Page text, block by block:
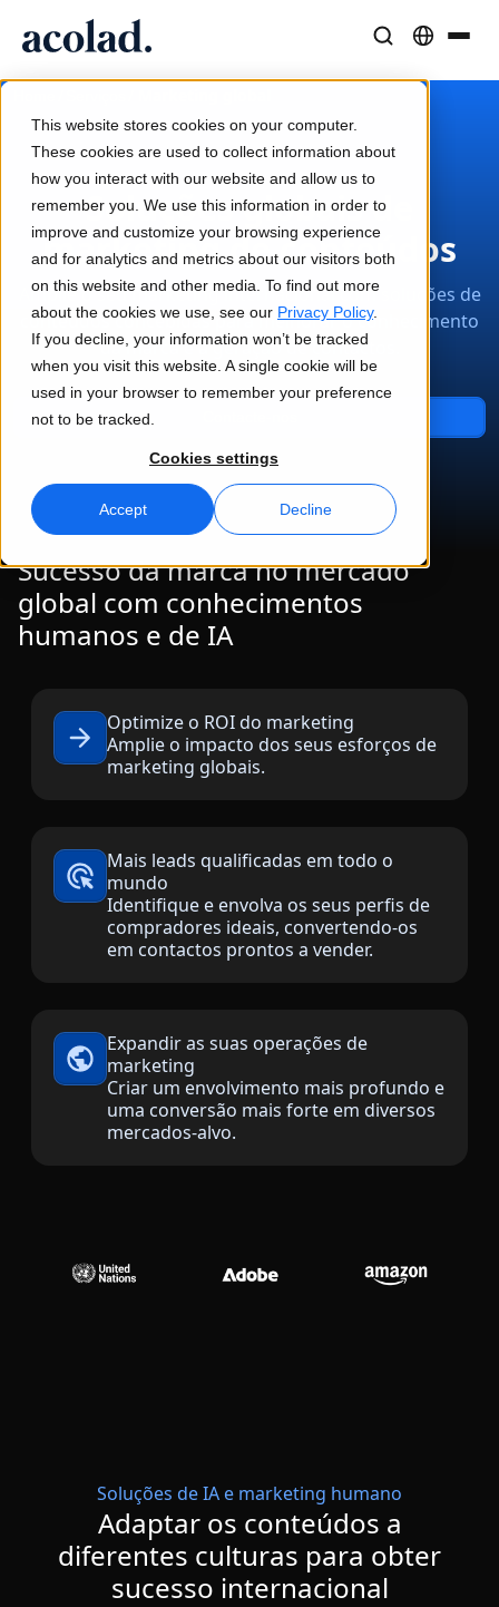
This website stores cookies on your computer.
These cookies are used to collect information about
how you interact with our website and allow us to
remember you. We use this information in order to
improve and customize your browsing experience
and for analytics and metrics about our visitors both
on this website and other media. To find out more
about the cookies we use, see our Privacy Policy.
If you decline, your information won’t be tracked
when you visit this website. A single cookie will be
used in your browser to remember your preference
not to be tracked.
Cookies settings
Accept Decline
Tradução
Velocidade da IA, precisão humana
Interpretação
Comunicação fluida em qualquer lugar
Mídia e Entretenimento
Leve histórias a cada tela
Consultoria e Outsourcing
Atinga e converta globalmente
Transcrição
Serviços de Dados
Melhore a IA com dados confiáveis
Todas as soluções
Soluções por Indústria
Indústria Transformadora
Finanças
Defesa e Segurança
Lia Translate
Traduções instantâneas alinhadas com a sua marca
Conectividade
Integração nos fluxos de trabalho, de forma simples
Interpretação com IA
Tradução de voz em tempo real
Garantia de qualidade
Dublagem eficiente em grande escala
Serviços de dados para IA
Conheça a Lia
Tradução com IA rápida, inteligente e escalável
Histórias de sucesso
Resultados reais dos nossos clientes
Artigos
Perspetivas de especialistas sobre conteúdo global
Ebooks
Guias e estratégias aprofundadas
Webinars on demand
Dominar a tradução com IA para marcas globais
Dicas para aumentar eficiência, escala e qualidade
Sobre a Acolad
Sustentabilidade
Parceiros
Notícias
Localizações
Construa o seu futuro connosco
Oportunidades para freelancers
Soluções globais de
marketing de conteúdos
Amplie o seu marketing internacional com soluções de
conteúdos concebidas para melhorar o conhecimento
da marca e a geração de contactos.
Sucesso da marca no mercado
global com conhecimentos
humanos e de IA
Optimize o ROI do marketing
Amplie o impacto dos seus esforços de
marketing globais.
Mais leads qualificadas em todo o
mundo
Identifique e envolva os seus perfis de
compradores ideais, convertendo-os
em contactos prontos a vender.
Expandir as suas operações de
marketing
Criar um envolvimento mais profundo e
uma conversão mais forte em diversos
mercados-alvo.
Soluções de IA e marketing humano
Adaptar os conteúdos a
diferentes culturas para obter
sucesso internacional